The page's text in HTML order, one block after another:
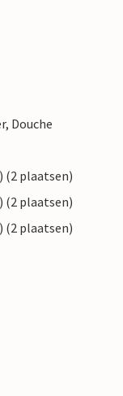
Douche
(2 plaatsen)
(2 plaatsen)
(2 plaatsen)